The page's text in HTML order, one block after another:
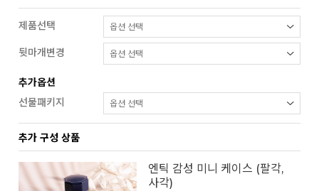
제품선택
뒷마개변경
추가옵션
선물패키지
추가 구성 상품
엔틱 감성 미니 케이스 (팔각,
사각)